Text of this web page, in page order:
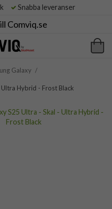
Snabba leveranser
Comviq.se
Galaxy /
Hybrid - Frost Black